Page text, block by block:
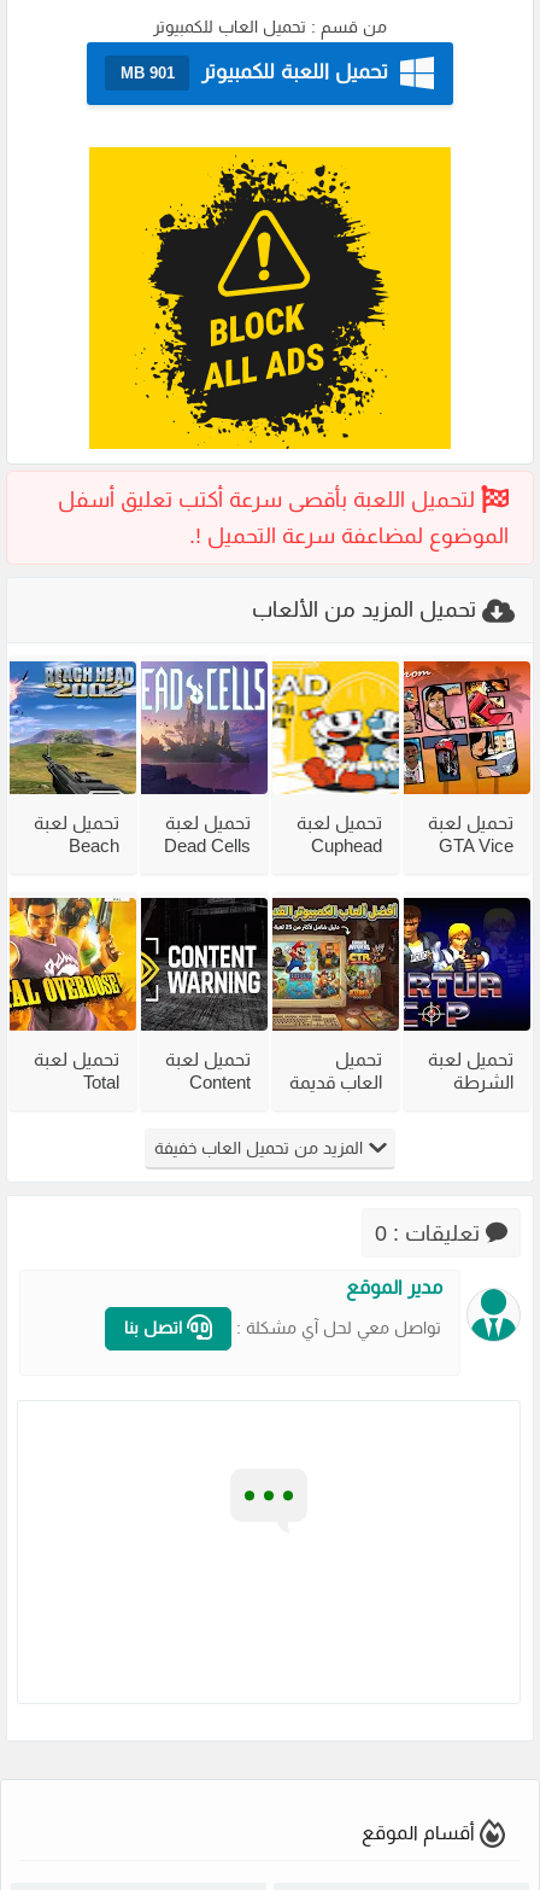
من قسم : تحميل العاب للكمبيوتر
تحميل اللعبة للكمبيوتر 901 MB
تحميل المزيد من الألعاب
تحميل لعبة
GTA Vice
مضغوطة
من ميديا
فاير
تحميل لعبة
Cuphead
فاير بحجم
صغير
تحميل لعبة
Dead Cells
الاضافات
تحميل لعبة
Beach
من ميديا
فاير
تحميل لعبة
الشرطة
تحميل
العاب قديمة
الضعيفة
برابط مباشر
تحميل لعبة
Content
من ميديا
فاير
تحميل لعبة
Total
مضغوطة
المزيد من تحميل العاب خفيفة
تعليقات : 0
مدير الموقع
تواصل معي لحل آي مشكلة : اتصل بنا
أقسام الموقع